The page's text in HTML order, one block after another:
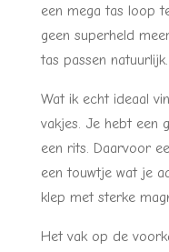
een mega tas loop
geen superheld
tas passen natuurlijk.
Wat ik echt ideaal
vakjes. Je hebt een
een rits. Daarvoor
een touwtje wat je
klep met sterke
Het vak op de